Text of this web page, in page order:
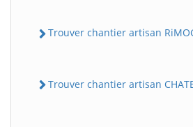
Trouver chantier artisan
Trouver chantier artisan